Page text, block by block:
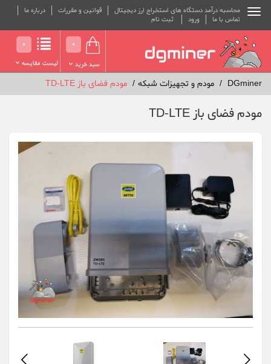
محاسبه درآمد دستگاه های استخراج ارز دیجیتال قوانین و مقررات
درباره ما
تماس با ما
ورود ثبت نام
0
سبد خرید
0
لیست مقایسه
DGminer مودم و تجهیزات شبکه مودم فضای باز TD-LTE
مودم فضای باز TD-LTE